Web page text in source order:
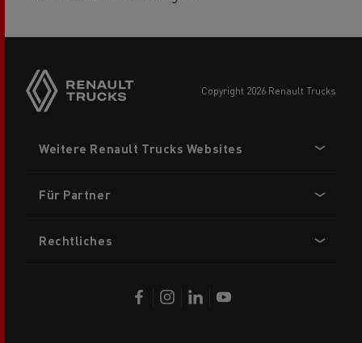
buttons
copyright 2026 Renault Trucks
menu
Weitere Renault Trucks Websites
Für Partner
Rechtliches